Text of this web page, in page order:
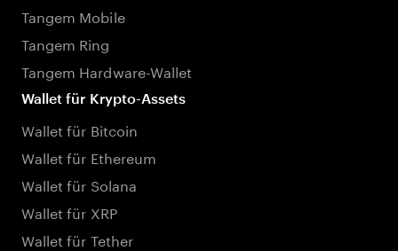
Tangem Mobile
Tangem Ring
Tangem Hardware-Wallet
Wallet für Krypto-Assets
Wallet für Bitcoin
Wallet für Ethereum
Wallet für Solana
Wallet für XRP
Wallet für Tether